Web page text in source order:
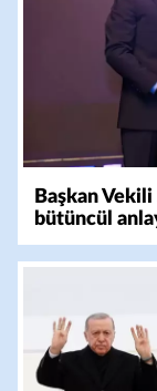
Başkan
bütüncül